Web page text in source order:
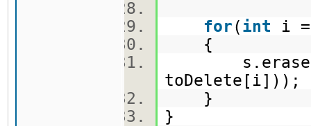
for(int i
{
}
}